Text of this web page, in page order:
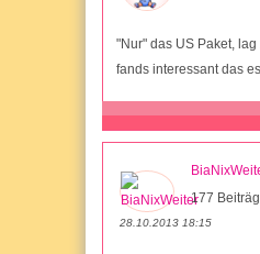
"Nur" das US Paket,
fands interessant das
177
28.10.2013 18:15